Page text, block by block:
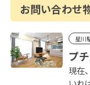
お問い合わせ
星川
プ
現在